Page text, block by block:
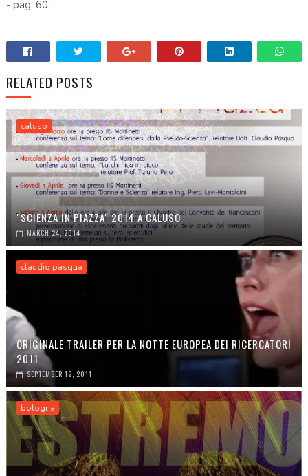
- pag. 60
RELATED POSTS
caluso
"SCIENZA IN PIAZZA" 2014 A CALUSO
MARCH 24, 2014
claudio pasqua
ORIGINALE TRAILER PER LA NOTTE EUROPEA DEI RICERCATORI
2011
SEPTEMBER 12, 2011
bologna